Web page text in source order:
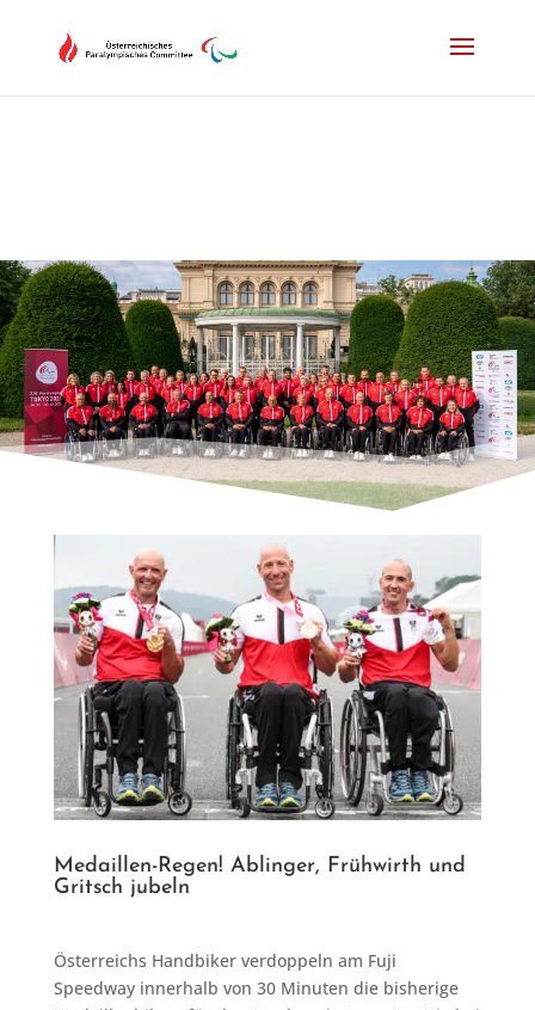
Medaillen-Regen! Ablinger, Frühwirth und
Gritsch jubeln
Österreichs Handbiker verdoppeln am Fuji
Speedway innerhalb von 30 Minuten die bisherige